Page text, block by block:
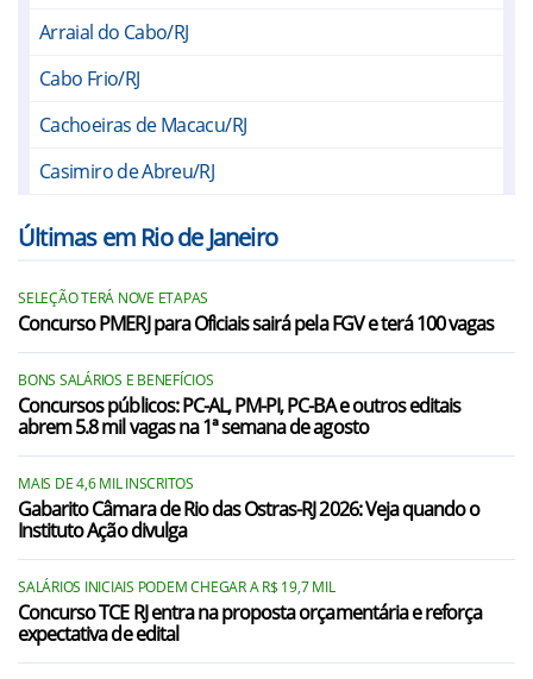
Arraial do Cabo/RJ
Cabo Frio/RJ
Cachoeiras de Macacu/RJ
Casimiro de Abreu/RJ
Maricá/RJ
Rio Bonito/RJ
São Gonçalo/RJ
São Pedro da Aldeia/RJ
Saquarema/RJ
Silva Jardim/RJ
Tanguá/RJ
Últimas em Rio de Janeiro
SELEÇÃO TERÁ NOVE ETAPAS
Concurso PMERJ para Oficiais sairá pela FGV e terá 100 vagas
BONS SALÁRIOS E BENEFÍCIOS
Concursos públicos: PC-AL, PM-PI, PC-BA e outros editais
abrem 5.8 mil vagas na 1ª semana de agosto
MAIS DE 4,6 MIL INSCRITOS
Gabarito Câmara de Rio das Ostras-RJ 2026: Veja quando o
Instituto Ação divulga
SALÁRIOS INICIAIS PODEM CHEGAR A R$ 19,7 MIL
Concurso TCE RJ entra na proposta orçamentária e reforça
expectativa de edital